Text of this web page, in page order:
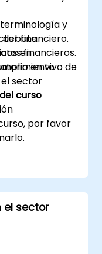
y
financiero.
en
debate.
financieros.
en vivo de
sector
curso
por favor
el sector